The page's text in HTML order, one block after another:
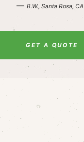
— B.W., Santa Rosa, CA
GET A QUOTE